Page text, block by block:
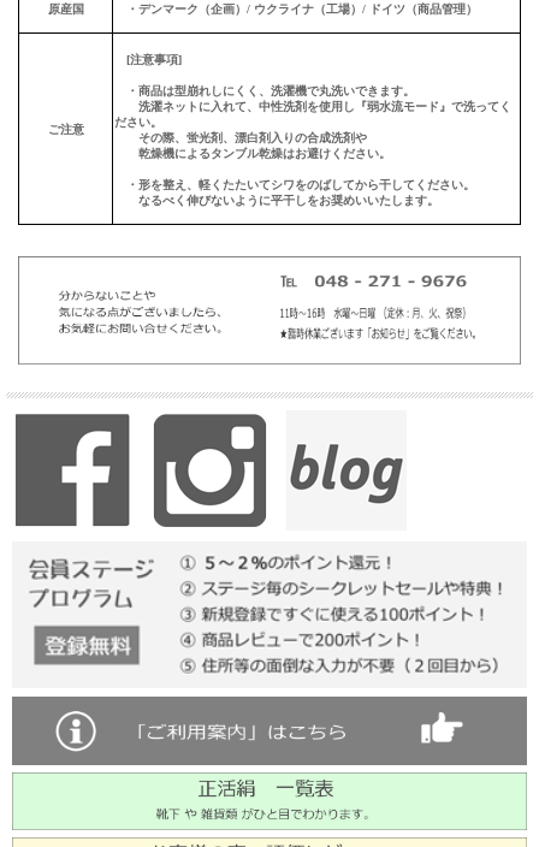
原産国 ・デンマーク（企画）/ ウクライナ（工場）/ ドイツ（商品管理）
ご注意
[注意事項]
・商品は型崩れしにくく、洗濯機で丸洗いできます。
洗濯ネットに入れて、中性洗剤を使用し『弱水流モード』で洗ってく
ださい。
その際、蛍光剤、漂白剤入りの合成洗剤や
乾燥機によるタンブル乾燥はお避けください。
・形を整え、軽くたたいてシワをのばしてから干してください。
なるべく伸びないように平干しをお奨めいいたします。